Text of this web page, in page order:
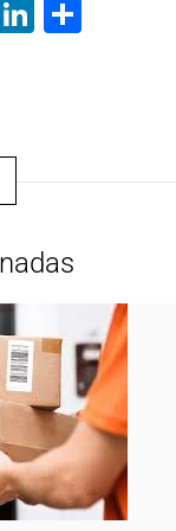
CopyLinkedIn